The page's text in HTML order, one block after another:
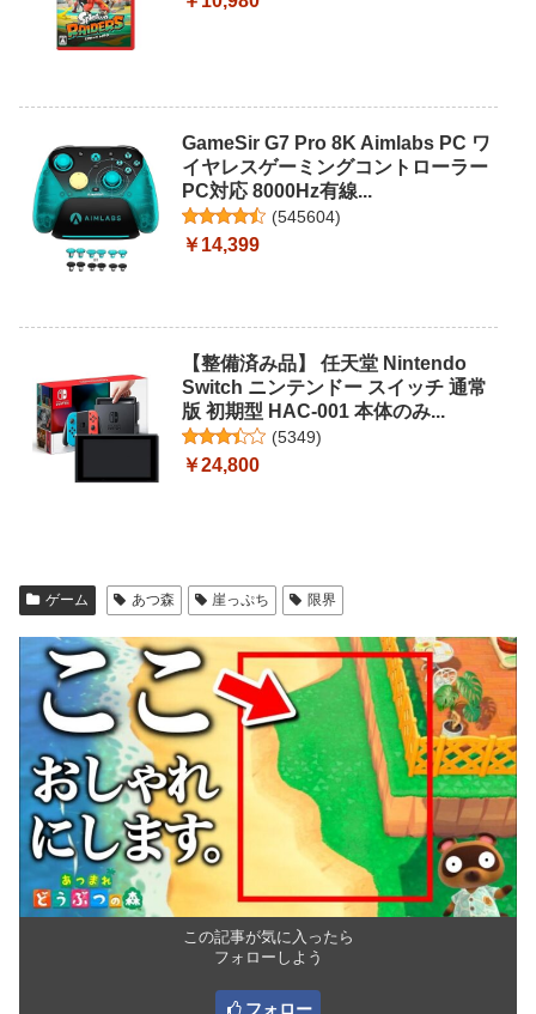
GameSir G7 Pro 8K Aimlabs PC ワ
イヤレスゲーミングコントローラー
PC対応 8000Hz有線...
(545604)
￥14,399
【整備済み品】 任天堂 Nintendo
Switch ニンテンドー スイッチ 通常
版 初期型 HAC-001 本体のみ...
(5349)
￥24,800
ゲーム あつ森 崖っぷち 限界
この記事が気に入ったら
フォローしよう
フォロー